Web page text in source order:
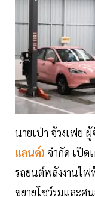
นายเป่า จ้วงเฟย
แลนด์) จำกัด เปิด
รถยนต์พลังงานไฟ
ขยายโชว์รูมและศู